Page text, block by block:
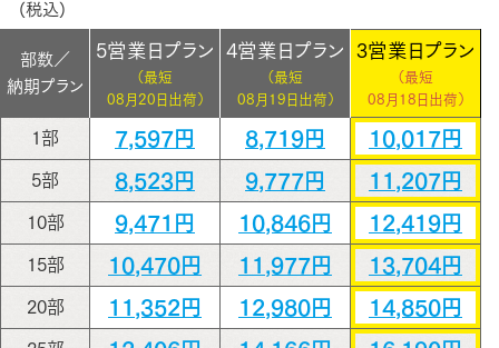
(税込)
部数／
納期プラン
5営業日プラン
（最短
08月20日出荷）
4営業日プラン
（最短
08月19日出荷）
3営業日プラン
（最短
08月18日出荷）
1部 7,597円 8,719円 10,017円
5部 8,523円 9,777円 11,207円
10部 9,471円 10,846円 12,419円
15部 10,470円 11,977円 13,704円
20部 11,352円 12,980円 14,850円